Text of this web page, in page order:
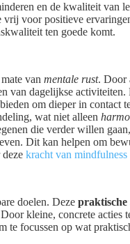
en de kwaliteit van
voor positieve
ten goede komt.
van mentale rust. Door
van dagelijkse
om dieper in contact
wat niet alleen
die verder willen
Dit kan helpen om
kracht van mindfulness
doelen. Deze praktische
kleine, concrete acties
focussen op wat